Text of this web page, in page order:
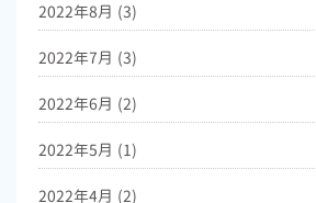
2022年8月 (3)
2022年7月 (3)
2022年6月 (2)
2022年5月 (1)
2022年4月 (2)